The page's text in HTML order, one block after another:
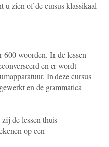
u zien of de cursus klassikaal
600 woorden. In de lessen
en er wordt
In deze cursus
en de grammatica
de lessen thuis
op een